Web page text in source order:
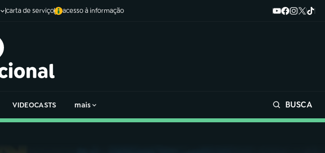
carta de serviço acesso à informação
VIDEOCASTS mais BUSCA